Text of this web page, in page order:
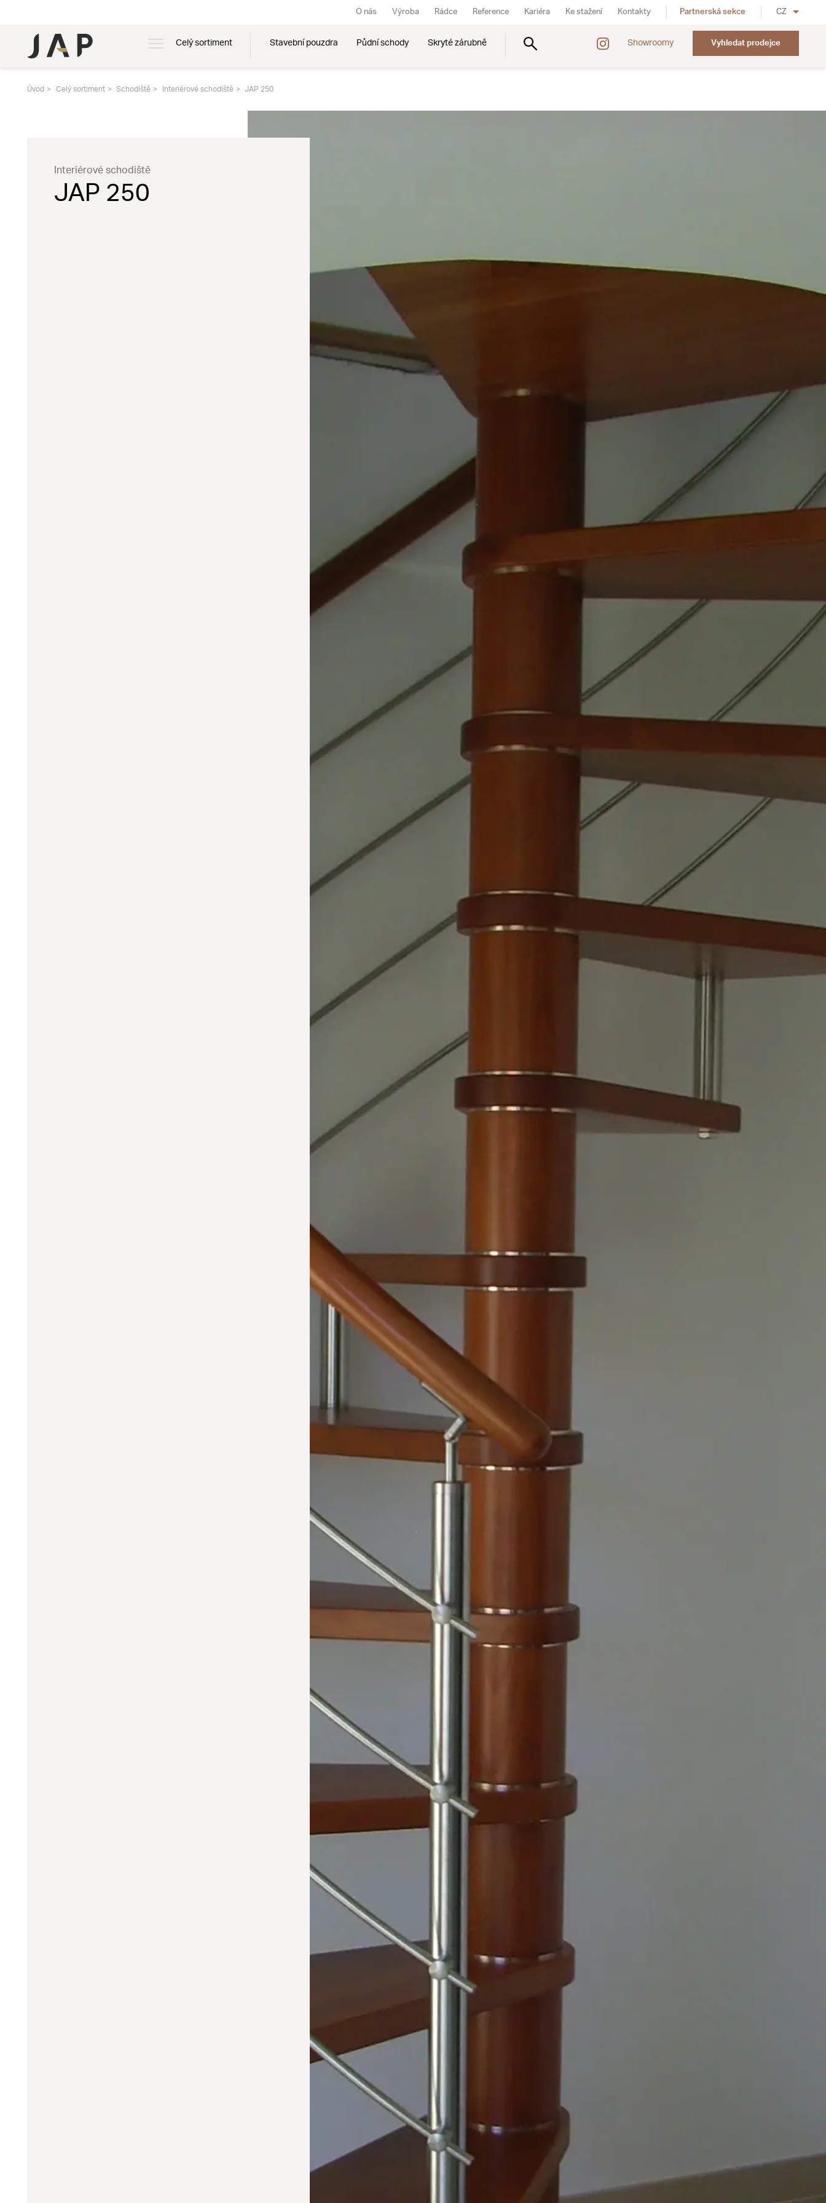
Celý sortiment Stavební pouzdra Půdní schody Skryté zárubně Showroomy Vyhledat prodejce
O nás Výroba Rádce Reference Kariéra Ke stažení Kontakty Partnerská sekce CZ
Úvod Celý sortiment Schodiště Interiérové schodiště JAP 250
Interiérové schodiště
JAP 250